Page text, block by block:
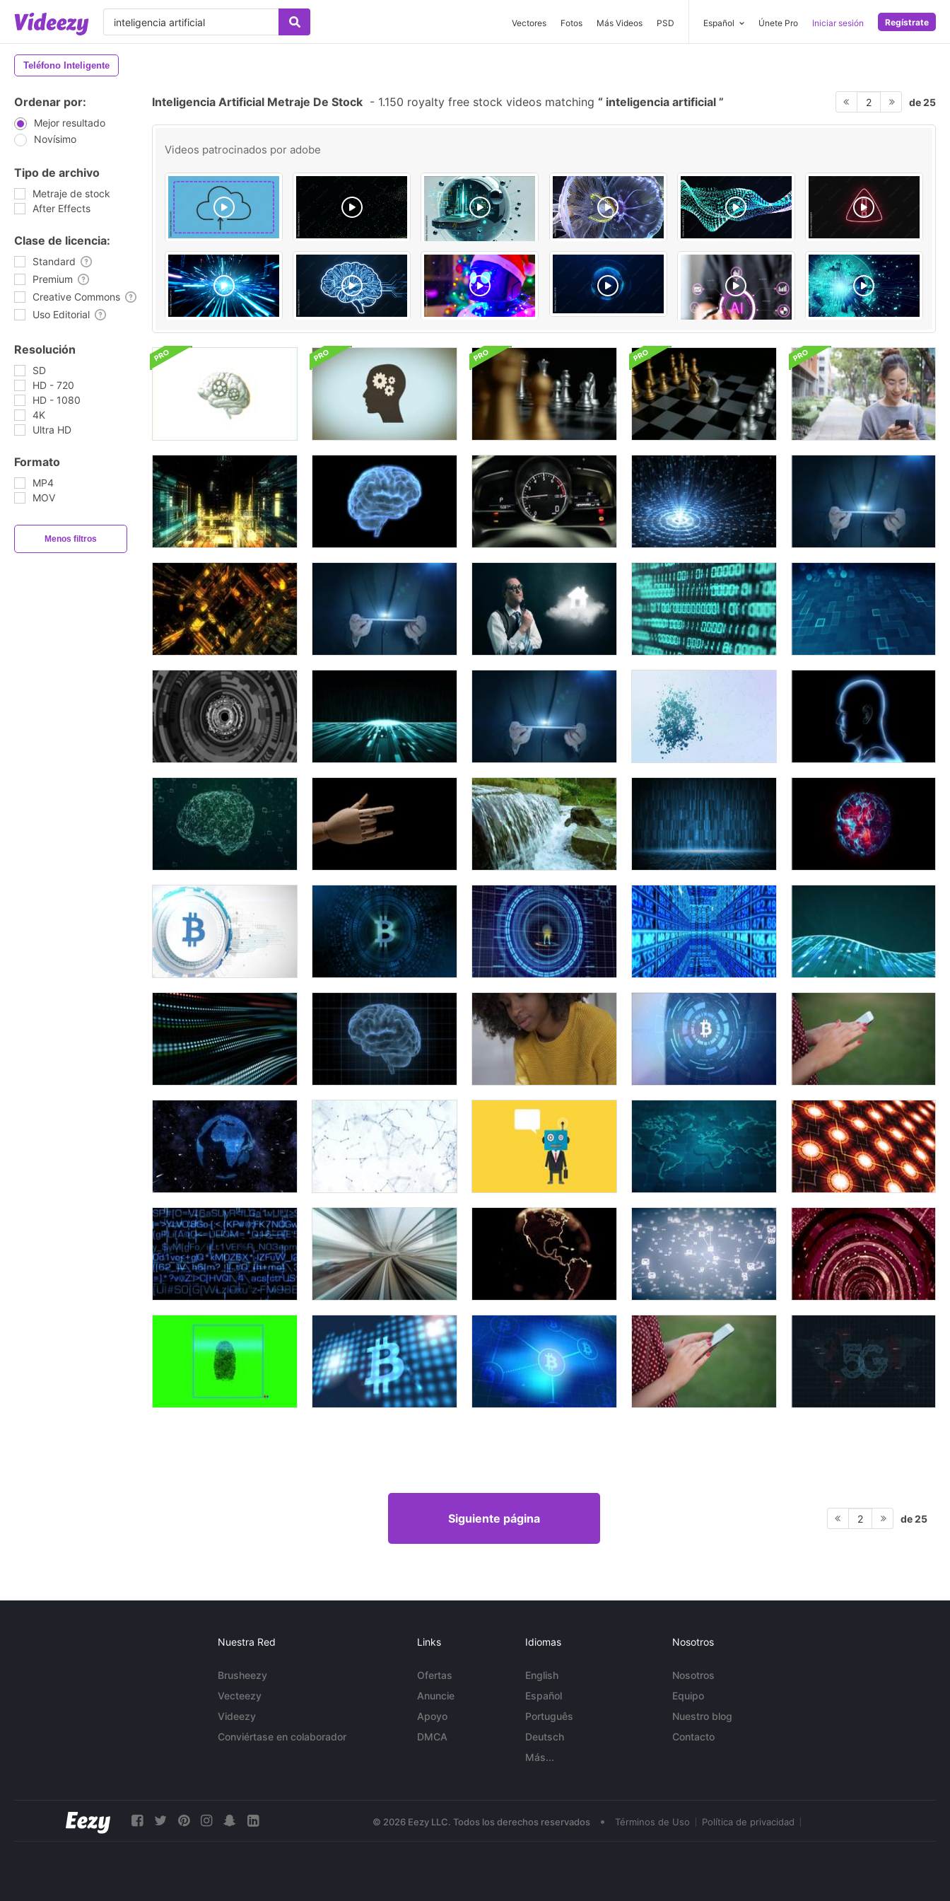
Vectores Fotos Más Videos PSD Español Únete Pro Iniciar sesión Regístrate
Teléfono Inteligente
Ordenar por:
Mejor resultado
Novísimo
Tipo de archivo
Metraje de stock
After Effects
Clase de licencia:
Standard
Premium
Creative Commons
Uso Editorial
Resolución
SD
HD - 720
HD - 1080
4K
Ultra HD
Formato
MP4
MOV
Menos filtros
Inteligencia Artificial Metraje De Stock - 1.150 royalty free stock videos matching inteligencia artificial 2 de 25
Videos patrocinados por adobe
Siguiente página 2 de 25
Nuestra Red
Brusheezy
Vecteezy
Videezy
Conviértase en colaborador
Links
Ofertas
Anuncie
Apoyo
DMCA
Idiomas
English
Español
Português
Deutsch
Más...
Nosotros
Nosotros
Equipo
Nuestro blog
Contacto
© 2026 Eezy LLC. Todos los derechos reservados • Términos de Uso Política de privacidad